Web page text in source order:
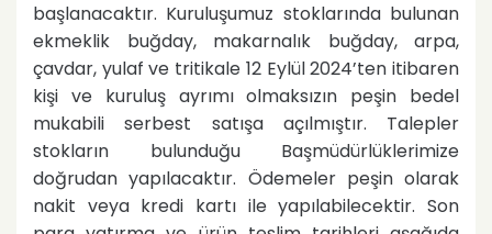
başlanacaktır. Kuruluşumuz stoklarında bulunan
ekmeklik buğday, makarnalık buğday, arpa,
çavdar, yulaf ve tritikale 12 Eylül 2024’ten itibaren
kişi ve kuruluş ayrımı olmaksızın peşin bedel
mukabili serbest satışa açılmıştır. Talepler
stokların bulunduğu Başmüdürlüklerimize
doğrudan yapılacaktır. Ödemeler peşin olarak
nakit veya kredi kartı ile yapılabilecektir. Son